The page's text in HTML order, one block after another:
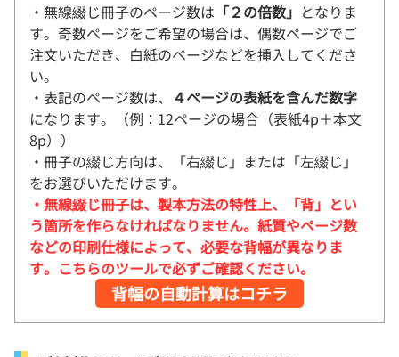
・無線綴じ冊子のページ数は 「２の倍数」 となりま
す。奇数ページをご希望の場合は、偶数ページでご
注文いただき、白紙のページなどを挿入してくださ
い。
・表記のページ数は、 ４ページの表紙を含んだ数字
になります。（例：12ページの場合（表紙4p＋本文
8p））
・冊子の綴じ方向は、「右綴じ」または「左綴じ」
をお選びいただけます。
・無線綴じ冊子は、製本方法の特性上、「背」とい
う箇所を作らなければなりません。紙質やページ数
などの印刷仕様によって、必要な背幅が異なりま
す。こちらのツールで必ずご確認ください。
背幅の自動計算はコチラ